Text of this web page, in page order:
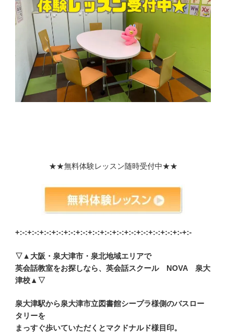
★★無料体験レッスン随時受付中★★
+:-:+:-:+:-:+:-:+:-:+:-:+:-:+:-:+:-:+:-:+:-:+:-:+:-:+:-+:-
▽▲大阪・泉大津市・泉北地域エリアで
英会話教室をお探しなら、英会話スクール NOVA 泉大
津校▲▽
泉大津駅から泉大津市立図書館シープラ様側のバスロー
タリーを
まっすぐ歩いていただくとマクドナルド様目印。